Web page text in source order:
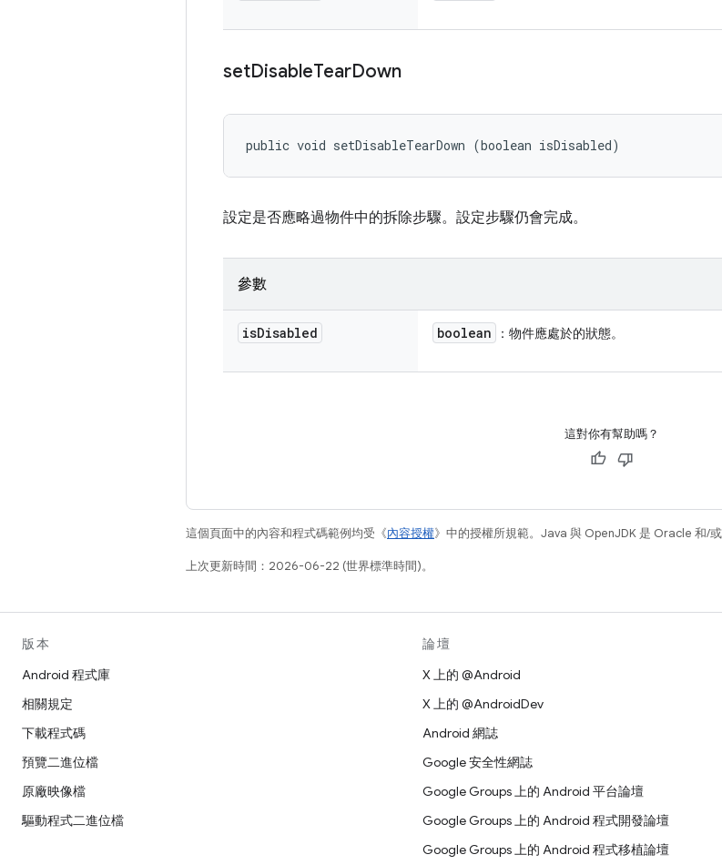
setDisableTearDown
public void setDisableTearDown (boolean isDisabled)
設定是否應略過物件中的拆除步驟。設定步驟仍會完成。
參數
isDisabled boolean ：物件應處於的狀態。
這對你有幫助嗎？
這個頁面中的內容和程式碼範例均受《內容授權》中的授權所規範。Java 與 OpenJDK 是 Oracle 和/
上次更新時間：2026-06-22 (世界標準時間)。
版本
Android 程式庫
相關規定
下載程式碼
預覽二進位檔
原廠映像檔
驅動程式二進位檔
論壇
X 上的 @Android
X 上的 @AndroidDev
Android 網誌
Google 安全性網誌
Google Groups 上的 Android 平台論壇
Google Groups 上的 Android 程式開發論壇
Google Groups 上的 Android 程式移植論壇